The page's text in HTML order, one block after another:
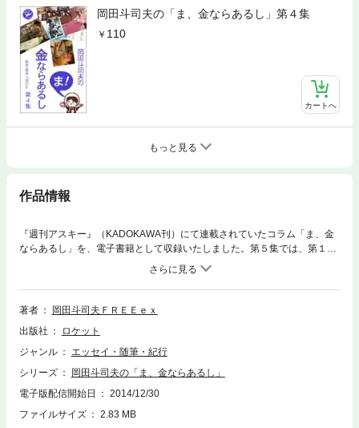
岡田斗司夫の「ま、金ならあるし」第４集
110
カートへ
もっと見る
作品情報
『週刊アスキー』（KADOKAWA刊）にて連載されていたコラム「ま、金
ならあるし」を、電子書籍として収録いたしました。第５集では、第１０
１回から第１２５回までを収録。以後、続巻を刊行予定です。【目 次】
■第１０１回 母親VS税務署６■第１０２回 母親VS税務署７■第１０３
回 母親VS税務署８■第１０４回 母親VS税務署９■第１０５回 母親VS
税務署１０■第１０６回 母親VS税務署１１■第１０７回 母親VS税務署
第１１０回 母親VS税務署１５■第１１１回 押井守になりたい１■第１
１２回 押井守になりたい２■第１１３回 押井守になりたい３■第１１４
押井守になりたい６■第１１７回 押井守になりたい７■第１１８回 押井
守になりたい８■第１１９回 お笑いウルトラリッチ１■第１２０回 お笑
いウルトラリッチ２■第１２１回 お笑いウルトラリッチ３■第１２２回
お笑いウルトラリッチ４■第１２３回 お笑いウルトラリッチ５■第１２４
著者
岡田斗司夫ＦＲＥＥｅｘ
出版社
ロケット
ジャンル
エッセイ・随筆・紀行
シリーズ
岡田斗司夫の「ま、金ならあるし」
電子版配信開始日
2014/12/30
ファイルサイズ
2.83 MB